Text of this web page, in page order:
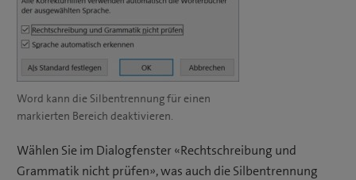
Word kann die Silbentrennung für einen
markierten Bereich deaktivieren.
Wählen Sie im Dialogfenster «Rechtschreibung und
Grammatik nicht prüfen», was auch die Silbentrennung